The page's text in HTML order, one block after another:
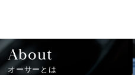
About
オーサーとは